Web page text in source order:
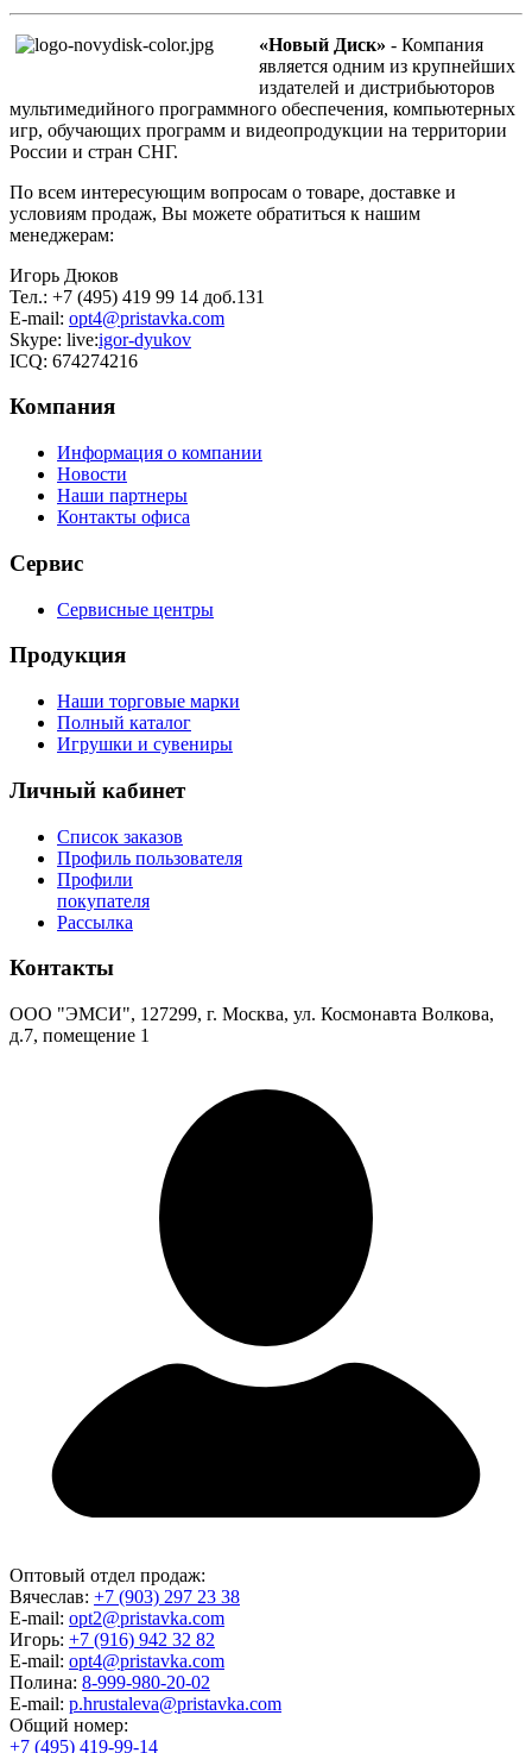
«Новый Диск» - Компания
является одним из крупнейших
издателей и дистрибьюторов
мультимедийного программного обеспечения, компьютерных
игр, обучающих программ и видеопродукции на территории
России и стран СНГ.
По всем интересующим вопросам о товаре, доставке и
условиям продаж, Вы можете обратиться к нашим
менеджерам:
Игорь Дюков
Тел.: +7 (495) 419 99 14 доб.131
E-mail: opt4@pristavka.com
Skype: live:igor-dyukov
ICQ: 674274216
Компания
Информация о компании
Новости
Наши партнеры
Контакты офиса
Сервис
Сервисные центры
Продукция
Наши торговые марки
Полный каталог
Игрушки и сувениры
Личный кабинет
Список заказов
Профиль пользователя
Профили
покупателя
Рассылка
Контакты
ООО "ЭМСИ", 127299, г. Москва, ул. Космонавта Волкова,
д.7, помещение 1
Оптовый отдел продаж:
Вячеслав: +7 (903) 297 23 38
E-mail: opt2@pristavka.com
Игорь: +7 (916) 942 32 82
E-mail: opt4@pristavka.com
Полина: 8-999-980-20-02
E-mail: p.hrustaleva@pristavka.com
Общий номер:
+7 (495) 419-99-14